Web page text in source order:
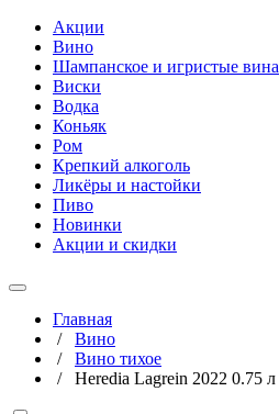
Акции
Вино
Шампанское и игристые вина
Виски
Водка
Коньяк
Ром
Крепкий алкоголь
Ликёры и настойки
Пиво
Новинки
Акции и скидки
Главная
/ Вино
/ Вино тихое
/ Heredia Lagrein 2022 0.75 л